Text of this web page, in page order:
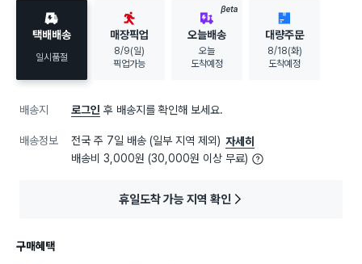
택배배송
일시품절
매장픽업
8/9(일)
픽업가능
BETA
오늘배송
오늘
도착예정
대량주문
8/18(화)
도착예정
배송지 로그인 후 배송지를 확인해 보세요.
배송정보 전국 주 7일 배송 (일부 지역 제외) 자세히
배송비 3,000원 (30,000원 이상 무료)
휴일도착 가능 지역 확인
구매혜택